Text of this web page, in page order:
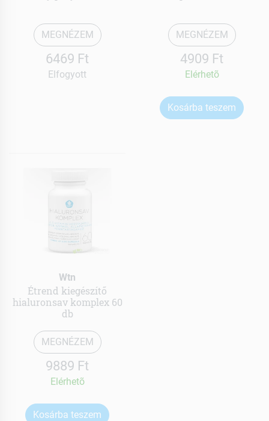
MEGNÉZEM
6469 Ft
Elfogyott
MEGNÉZEM
4909 Ft
Elérhetõ
Kosárba teszem
Wtn
Étrend kiegészítő
hialuronsav komplex 60
db
MEGNÉZEM
9889 Ft
Elérhetõ
Kosárba teszem